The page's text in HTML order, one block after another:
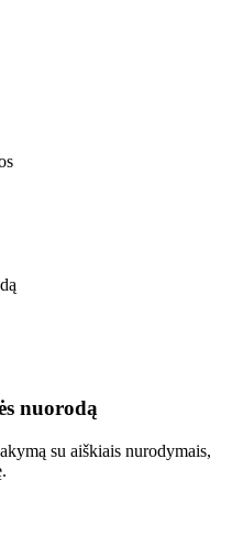
nuorodą
su aiškiais nurodymais,